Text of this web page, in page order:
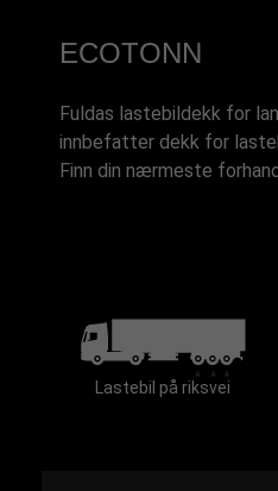
ECOTONN
Fuldas lastebildekk for
innbefatter dekk for
Finn din nærmeste
Lastebil på riksvei